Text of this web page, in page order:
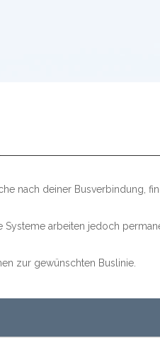
nach deiner Busverbindung,
arbeiten jedoch
zur gewünschten Buslinie.